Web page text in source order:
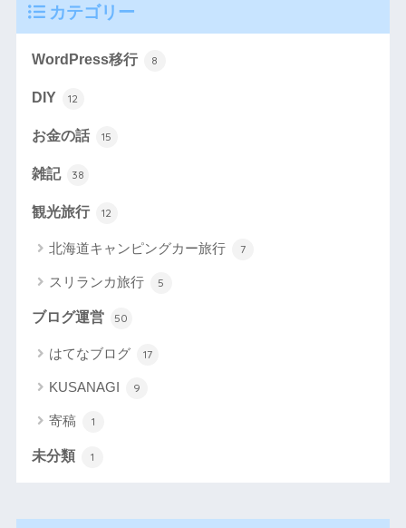
カテゴリー
WordPress移行 8
DIY 12
お金の話 15
雑記 38
観光旅行 12
北海道キャンピングカー旅行 7
スリランカ旅行 5
ブログ運営 50
はてなブログ 17
KUSANAGI 9
寄稿 1
未分類 1